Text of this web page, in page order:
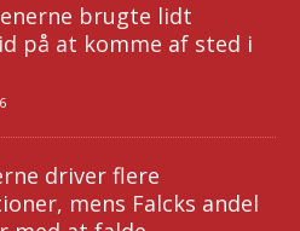
brugte lidt
på at komme af sted i
driver flere
mens Falcks andel